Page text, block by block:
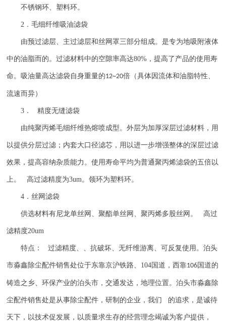
不锈钢环、塑料环。
2 ．毛细纤维吸油滤袋
由预过滤层、主过滤层和丝网罩三部分组成。是专为地吸附液体
中的油脂而的。过滤材料中的空隙率高达80% ，提高了产品的使用寿
命。吸油量高达滤袋自身重量的12~20倍（具体因流体和油脂特性、
流速而异）
3 ． 精度无缝滤袋
由纯聚丙烯毛细纤维热熔喷成型。外层为加厚深层过滤材料，用
以提供分层过滤；内套大口径滤芯，用以进一步增强整体的深层过滤
效果，提高容纳杂质能力。使用寿命平均为普通聚丙烯滤袋的五倍以
上。 高过滤精度为3um。领环为塑料环。
4 ．丝网滤袋
供选材料有尼龙单丝网、聚酯单丝网、聚丙烯多股丝网。 高过
滤精度20um
特点： 过滤精度、、抗破坏、无纤维游离、可反复使用。泊头
市淼鑫除尘配件销售处位于东靠京沪铁路、 104 国道，西靠106 国道的
铸造之乡、环保产业的泊头市，交通发达，地理位置。泊头市淼鑫除
尘配件销售处是从事除尘配件，研制的企业，我们 的追求，是诚待
天下，以技术促发展，以质量求生存的经营理念竭诚为客户提供，